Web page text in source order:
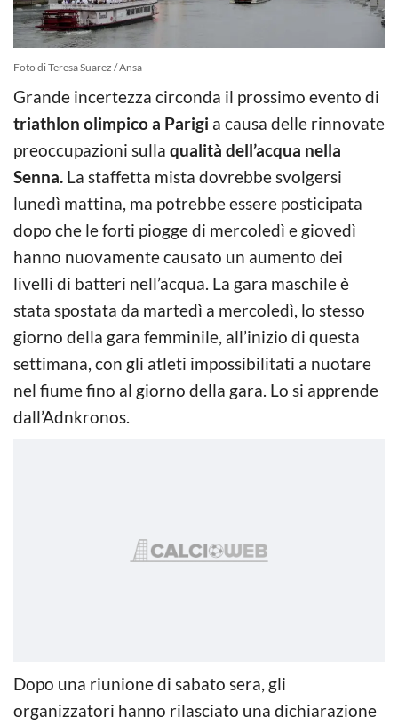
Foto di Teresa Suarez / Ansa
Grande incertezza circonda il prossimo evento di
triathlon olimpico a Parigi a causa delle rinnovate
preoccupazioni sulla qualità dell’acqua nella
Senna. La staffetta mista dovrebbe svolgersi
lunedì mattina, ma potrebbe essere posticipata
dopo che le forti piogge di mercoledì e giovedì
hanno nuovamente causato un aumento dei
livelli di batteri nell’acqua. La gara maschile è
stata spostata da martedì a mercoledì, lo stesso
giorno della gara femminile, all’inizio di questa
settimana, con gli atleti impossibilitati a nuotare
nel fiume fino al giorno della gara. Lo si apprende
dall’Adnkronos.
Dopo una riunione di sabato sera, gli
organizzatori hanno rilasciato una dichiarazione